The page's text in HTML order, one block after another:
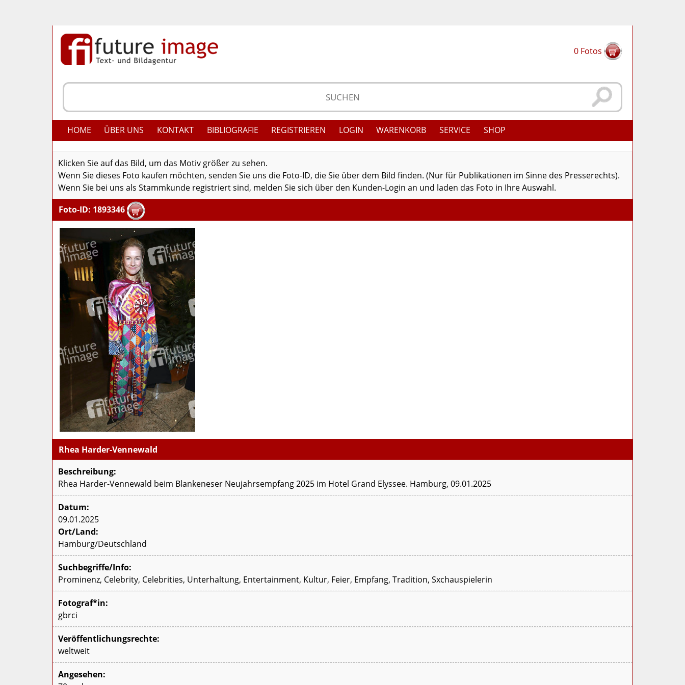
0 Fotos
HOME ÜBER UNS KONTAKT BIBLIOGRAFIE REGISTRIEREN LOGIN WARENKORB SERVICE SHOP
Klicken Sie auf das Bild, um das Motiv größer zu sehen.
Wenn Sie dieses Foto kaufen möchten, senden Sie uns die Foto-ID, die Sie über dem Bild finden. (Nur für Publikationen im Sinne des Presserechts).
Wenn Sie bei uns als Stammkunde registriert sind, melden Sie sich über den Kunden-Login an und laden das Foto in Ihre Auswahl.
Foto-ID: 1893346
Rhea Harder-Vennewald
Beschreibung:
Rhea Harder-Vennewald beim Blankeneser Neujahrsempfang 2025 im Hotel Grand Elyssee. Hamburg, 09.01.2025
Datum:
09.01.2025
Ort/Land:
Hamburg/Deutschland
Suchbegriffe/Info:
Prominenz, Celebrity, Celebrities, Unterhaltung, Entertainment, Kultur, Feier, Empfang, Tradition, Sxchauspielerin
Fotograf*in:
gbrci
Veröffentlichungsrechte:
weltweit
Angesehen: